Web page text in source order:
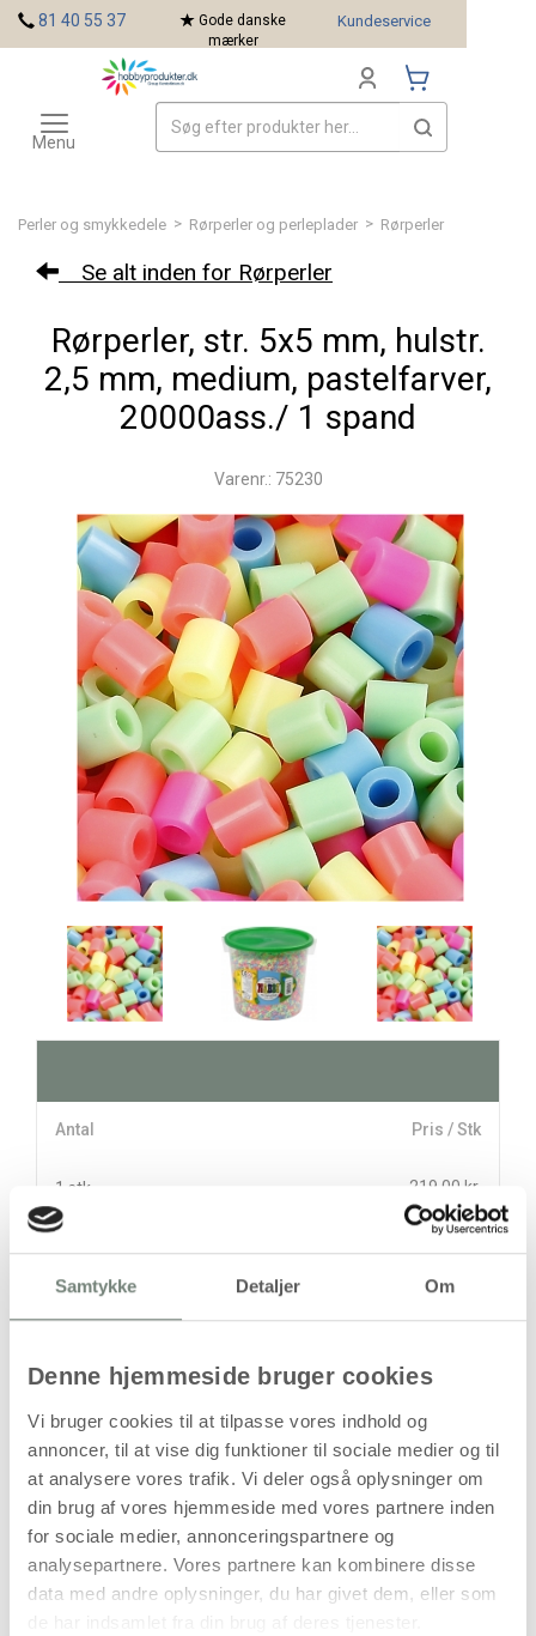
Samtykke Detaljer Om
Denne hjemmeside bruger cookies
Vi bruger cookies til at tilpasse vores indhold og
annoncer, til at vise dig funktioner til sociale medier og til
at analysere vores trafik. Vi deler også oplysninger om
din brug af vores hjemmeside med vores partnere inden
for sociale medier, annonceringspartnere og
analysepartnere. Vores partnere kan kombinere disse
data med andre oplysninger, du har givet dem, eller som
Perler og smykkedele > Rørperler og perleplader > Rørperler
Se alt inden for Rørperler
Rørperler, str. 5x5 mm, hulstr.
2,5 mm, medium, pastelfarver,
20000ass./ 1 spand
Varenr.: 75230
Antal Pris / Stk
1 stk 219,00 kr.
stk
Leveringsomkostninger
Læg i kurven
Din bestilling er først bindende,
når vi har bekræftet din ordre.
81 40 55 37
Gode danske
mærker
Kundeservice
Toggle
navigation
Menu
Mærker